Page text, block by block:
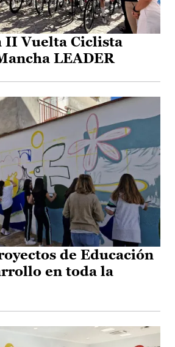
II Vuelta Ciclista
LEADER
de Educación
en toda la